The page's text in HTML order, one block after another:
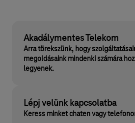
Akadálymentes Telekom
Arra törekszünk, hogy
megoldásaink mindenki számára
legyenek.
Lépj velünk kapcsolatba
Keress minket chaten vagy